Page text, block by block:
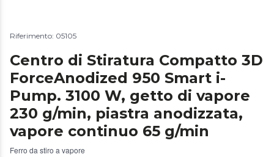
Riferimento: 05105
Centro di Stiratura Compatto 3D
ForceAnodized 950 Smart i-
Pump. 3100 W, getto di vapore
230 g/min, piastra anodizzata,
vapore continuo 65 g/min
Ferro da stiro a vapore